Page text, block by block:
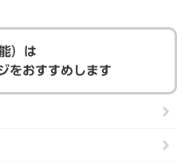
）は
をおすすめします